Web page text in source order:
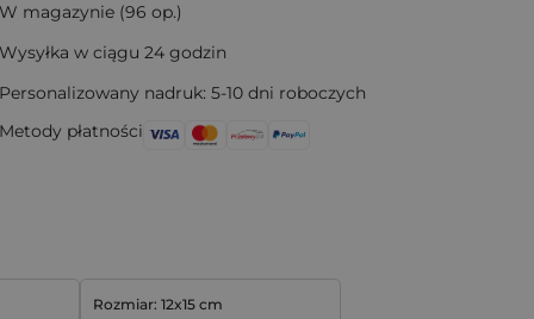
W magazynie (96 op.)
Wysyłka w ciągu 24 godzin
Personalizowany nadruk: 5-10 dni roboczych
Metody płatności
Rozmiar: 12x15 cm